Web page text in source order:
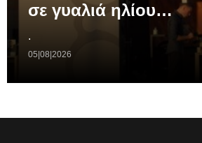
σε γυαλιά ηλίου…
.
05|08|2026